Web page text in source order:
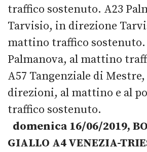
traffico sostenuto. A23
Tarvisio, in direzione
mattino traffico
Palmanova, al mattino
A57 Tangenziale di
direzioni, al mattino e al
traffico sostenuto.
domenica 16/06/2019,
GIALLO A4 VENEZIA-